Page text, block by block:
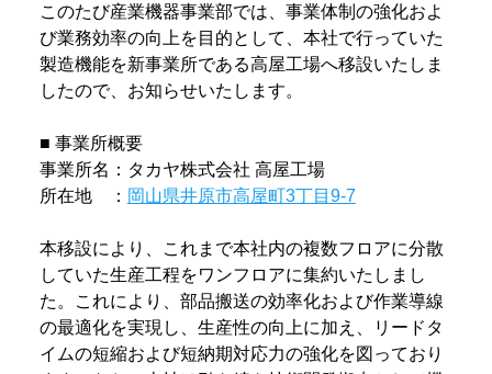
このたび産業機器事業部では、事業体制の強化およ
び業務効率の向上を目的として、本社で行っていた
製造機能を新事業所である高屋工場へ移設いたしま
したので、お知らせいたします。
■ 事業所概要
事業所名：タカヤ株式会社 高屋工場
所在地 ： 岡山県井原市高屋町3丁目9-7
本移設により、これまで本社内の複数フロアに分散
していた生産工程をワンフロアに集約いたしまし
た。これにより、部品搬送の効率化および作業導線
の最適化を実現し、生産性の向上に加え、リードタ
イムの短縮および短納期対応力の強化を図っており